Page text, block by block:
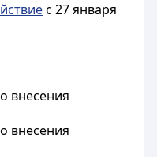
с 27 января
внесения
внесения